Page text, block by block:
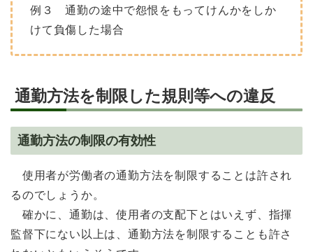
例３ 通勤の途中で怨恨をもってけんかをしか
けて負傷した場合
通勤方法を制限した規則等への違反
通勤方法の制限の有効性
使用者が労働者の通勤方法を制限することは許され
るのでしょうか。
確かに、通勤は、使用者の支配下とはいえず、指揮
監督下にない以上は、通勤方法を制限することも許さ